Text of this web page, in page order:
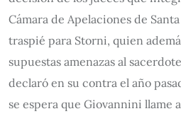
Cámara de Apelaciones de
traspié para Storni, quien
supuestas amenazas al
declaró en su contra el año
se espera que Giovannini llame